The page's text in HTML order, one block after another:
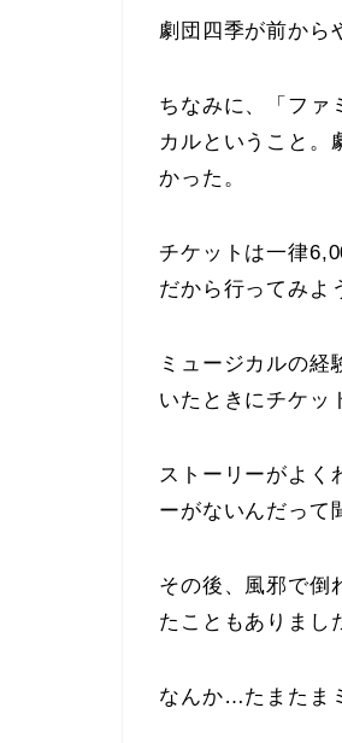
劇団四季が前から
ちなみに、「ファ
カルということ。
かった。
チケットは一律
だから行ってみよ
ミュージカルの経
いたときにチケッ
ストーリーがよく
ーがないんだって
その後、風邪で倒
たこともありまし
なんか…たまたま